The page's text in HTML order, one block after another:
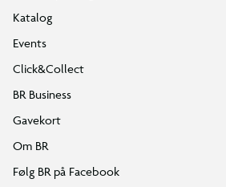
Katalog
Events
Click&Collect
BR Business
Gavekort
Om BR
Følg BR på Facebook